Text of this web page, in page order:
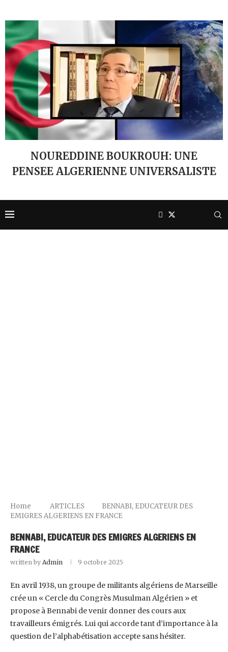
NOUREDDINE BOUKROUH: UNE
PENSEE ALGERIENNE UNIVERSALISTE
Home ARTICLES
BENNABI, EDUCATEUR DES
EMIGRES ALGERIENS EN FRANCE
BENNABI, EDUCATEUR DES EMIGRES ALGERIENS EN
FRANCE
written by Admin 9 octobre 2025
En avril 1938, un groupe de militants algériens de Marseille
crée un « Cercle du Congrès Musulman Algérien » et
propose à Bennabi de venir donner des cours aux
travailleurs émigrés. Lui qui accorde tant d’importance à la
question de l’alphabétisation accepte sans hésiter.